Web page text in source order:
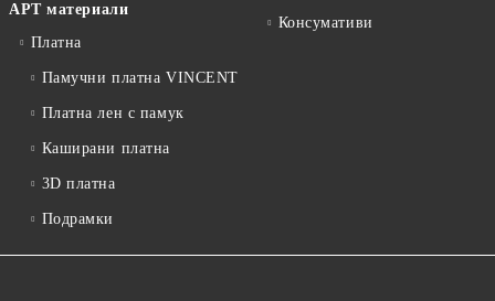
АРТ материали
Платна
Памучни платна VINCENT
Платна лен с памук
Каширани платна
3D платна
Подрамки
Консумативи